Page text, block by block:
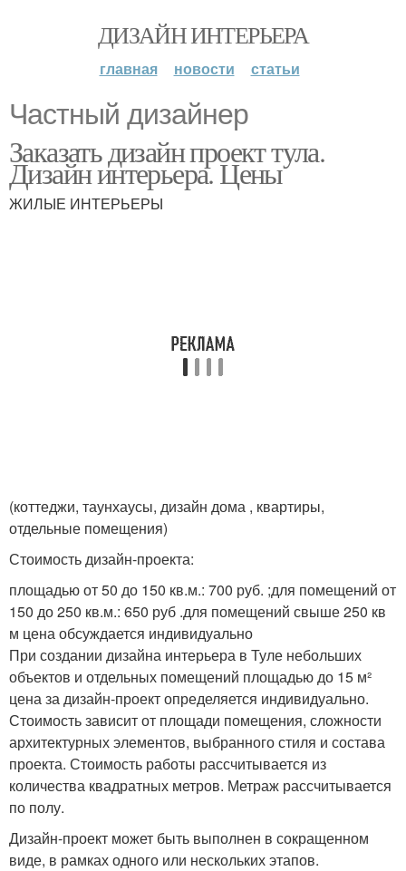
ДИЗАЙН ИНТЕРЬЕРА
главная новости статьи
Частный дизайнер
Заказать дизайн проект тула.
Дизайн интерьера. Цены
ЖИЛЫЕ ИНТЕРЬЕРЫ
(коттеджи, таунхаусы, дизайн дома , квартиры,
отдельные помещения)
Стоимость дизайн-проекта:
площадью от 50 до 150 кв.м.: 700 руб. ;для помещений от
150 до 250 кв.м.: 650 руб .для помещений свыше 250 кв
м цена обсуждается индивидуально
При создании дизайна интерьера в Туле небольших
объектов и отдельных помещений площадью до 15 м²
цена за дизайн-проект определяется индивидуально.
Стоимость зависит от площади помещения, сложности
архитектурных элементов, выбранного стиля и состава
проекта. Стоимость работы рассчитывается из
количества квадратных метров. Метраж рассчитывается
по полу.
Дизайн-проект может быть выполнен в сокращенном
виде, в рамках одного или нескольких этапов.